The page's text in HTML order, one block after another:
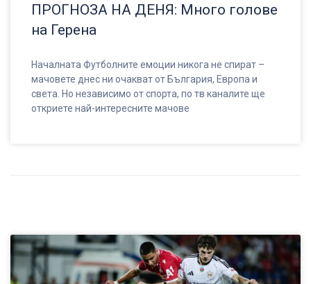
ПРОГНОЗА НА ДЕНЯ: Много голове
на Герена
Началната Футболните емоции никога не спират –
мачовете днес ни очакват от България, Европа и
света. Но независимо от спорта, по тв каналите ще
откриете най-интересните мачове